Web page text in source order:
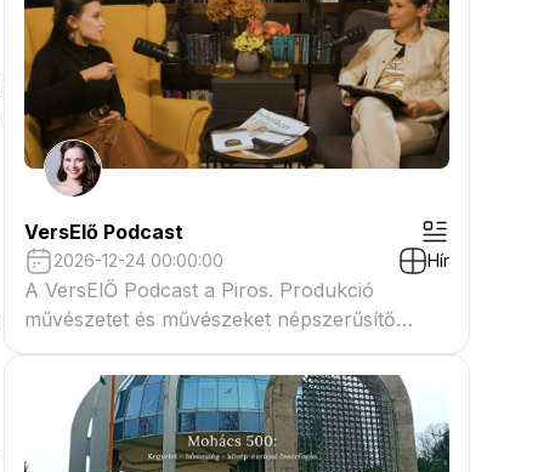
VersElő Podcast
2026-12-24 00:00:00 Hír
A VersElŐ Podcast a Piros. Produkció
művészetet és művészeket népszerűsítő
beszélgető műsora